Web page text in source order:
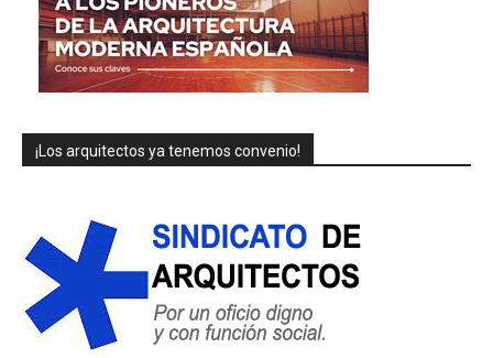
¡Los arquitectos ya tenemos convenio!